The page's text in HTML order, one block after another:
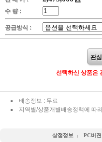
수 량 :
공급방식 :
관
선택하신 상품은
배송정보 : 무료
지역별/상품개별배송정책에 따
상점정보 PC버젼